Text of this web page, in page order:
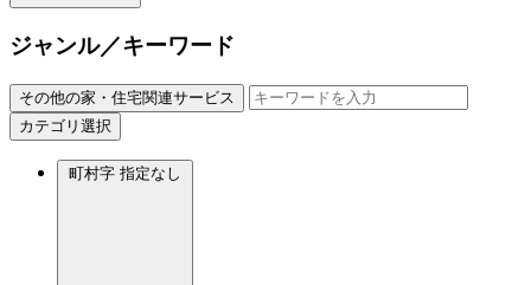
ジャンル／キーワード
その他の家・住宅関連サービス
カテゴリ選択
町村字 指定なし